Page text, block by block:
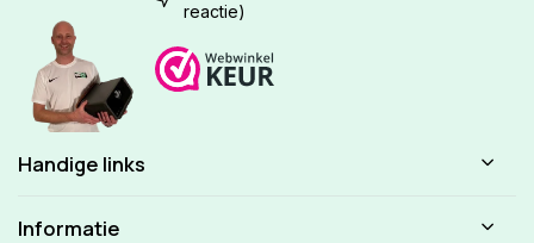
reactie)
Handige links
Informatie